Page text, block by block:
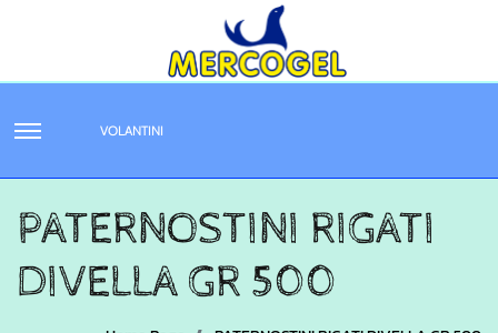
VOLANTINI
PATERNOSTINI RIGATI
DIVELLA GR 500